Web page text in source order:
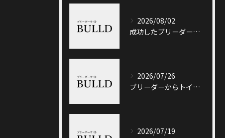
2026/08/02
成功したブリーダーと岐阜県加茂郡八百津町で信頼できる出会い方徹底ガイド
2026/07/26
ブリーダーからトイプードルを迎える前に知っておきたい選び方と価格相場のポイント
2026/07/19